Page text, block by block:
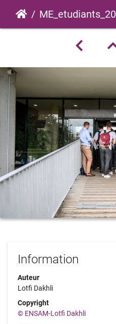
ME_etudiants_2022_0050
Information
Auteur
Lotfi Dakhli
Copyright
© ENSAM-Lotfi Dakhli